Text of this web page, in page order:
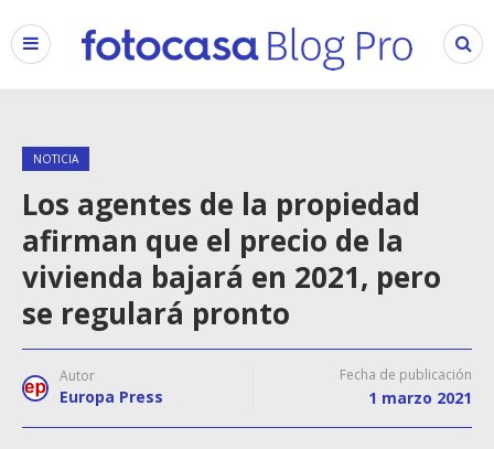
NOTICIA
Los agentes de la propiedad
afirman que el precio de la
vivienda bajará en 2021, pero
se regulará pronto
Autor
Europa Press
Fecha de publicación
1 marzo 2021